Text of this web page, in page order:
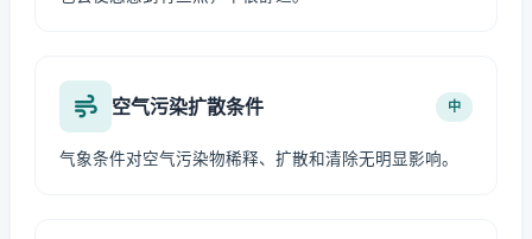
空气污染扩散条件 中
气象条件对空气污染物稀释、扩散和清除无明显影响。